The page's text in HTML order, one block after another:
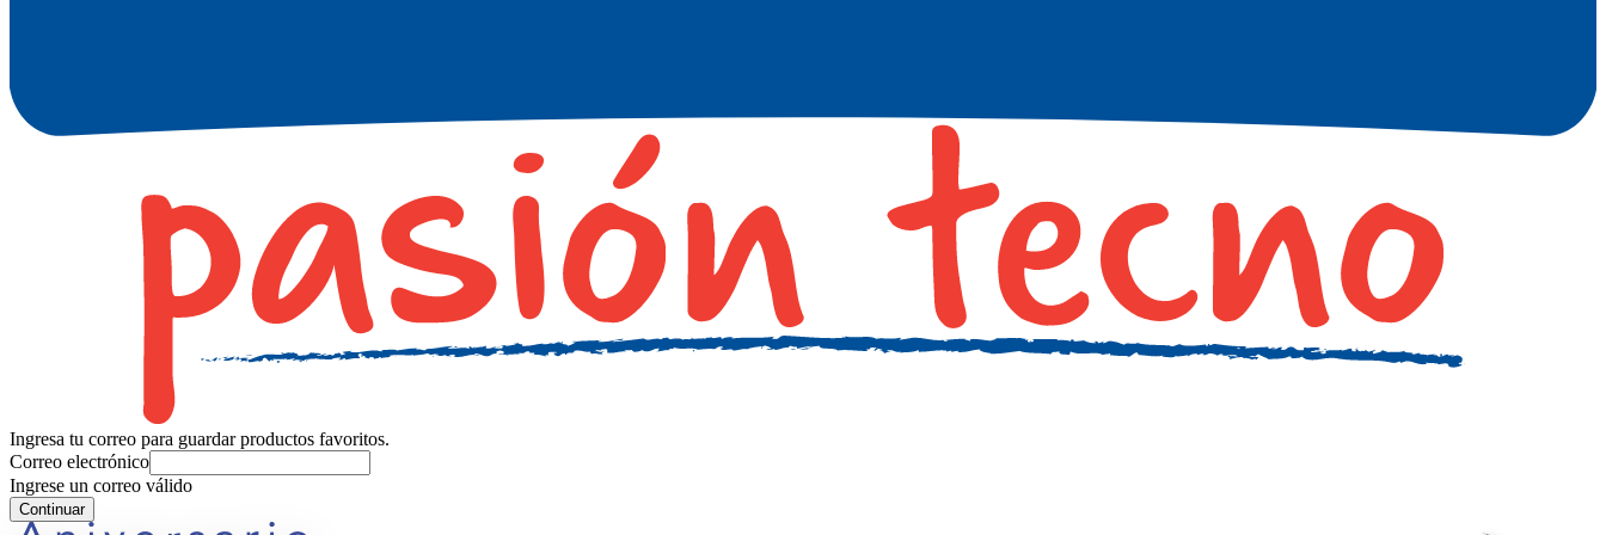
Ingresa tu correo para guardar productos favoritos.
Correo electrónico
Ingrese un correo válido
Continuar